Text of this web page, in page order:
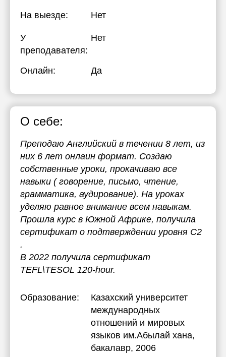
На выезде: Нет
У
преподавателя:
Нет
Онлайн: Да
О себе:
Преподаю Английский в течении 8 лет, из
них 6 лет онлаин формат. Создаю
собственные уроки, прокачиваю все
навыки ( говорение, письмо, чтение,
грамматика, аудирование). На уроках
уделяю равное внимание всем навыкам.
Прошла курс в Южной Африке, получила
сертификат о подтверждении уровня C2
.
В 2022 получила сертификат
TEFL\TESOL 120-hour.
Образование:
Казахский университет
международных
отношений и мировых
языков им.Абылай хана,
бакалавр, 2006